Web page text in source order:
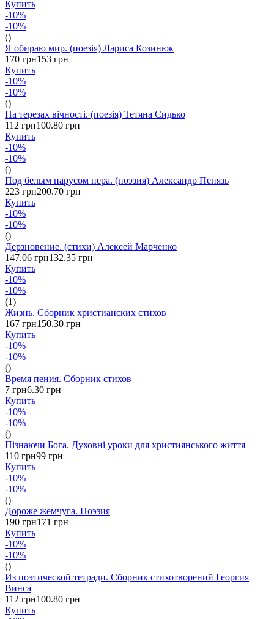
Купить
-10%
-10%
()
Я обираю мир. (поезія) Лариса Козинюк
170 грн153 грн
Купить
-10%
-10%
()
На терезах вічності. (поезія) Тетяна Сидько
112 грн100.80 грн
Купить
-10%
-10%
()
Под белым парусом пера. (поэзия) Александр Пенязь
223 грн200.70 грн
Купить
-10%
-10%
()
Дерзновение. (стихи) Алексей Марченко
147.06 грн132.35 грн
Купить
-10%
-10%
(1)
Жизнь. Сборник христианских стихов
167 грн150.30 грн
Купить
-10%
-10%
()
Время пения. Сборник стихов
7 грн6.30 грн
Купить
-10%
-10%
()
Пізнаючи Бога. Духовні уроки для християнського життя
110 грн99 грн
Купить
-10%
-10%
()
Дороже жемчуга. Поэзия
190 грн171 грн
Купить
-10%
-10%
()
Из поэтической тетради. Сборник стихотворений Георгия
Винса
112 грн100.80 грн
Купить